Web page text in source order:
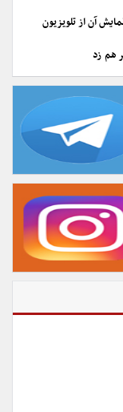
آن از تلویزیون
هم زد